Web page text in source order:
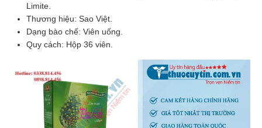
hệ
Limite.
Thương hiệu: Sao Việt.
Dạng bào chế: Viên uống.
Quy cách: Hộp 36 viên.